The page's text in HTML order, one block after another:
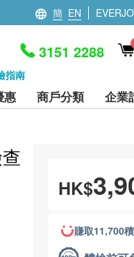
簡 EN
指南
3151 2288
惠 商戶分類 企業
HK$
賺取11,700